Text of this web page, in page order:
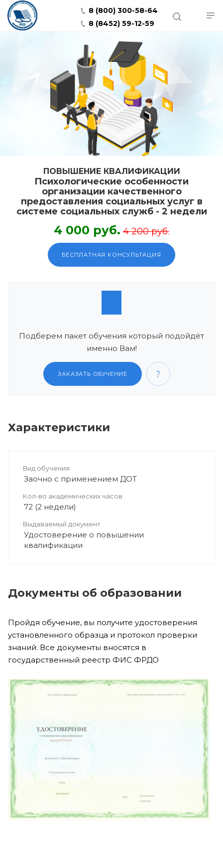
8 (800) 300-58-64
8 (8452) 59-12-59
ПОВЫШЕНИЕ КВАЛИФИКАЦИИ
Психологические особенности
организации качественного
предоставления социальных услуг в
системе социальных служб - 2 недели
4 000 руб. 4 200 руб.
БЕСПЛАТНАЯ КОНСУЛЬТАЦИЯ
Подберем пакет обучения который подойдёт
именно Вам!
ЗАКАЗАТЬ ОБУЧЕНИЕ
Характеристики
Вид обучения
Заочно с применением ДОТ
Кол-во академических часов
72 (2 недели)
Выдаваемый документ
Удостоверение о повышении
квалификации
Документы об образовании
Пройдя обучение, вы получите удостоверения
установленного образца и протокол проверки
знаний. Все документы вносятся в
государственный реестр ФИС ФРДО